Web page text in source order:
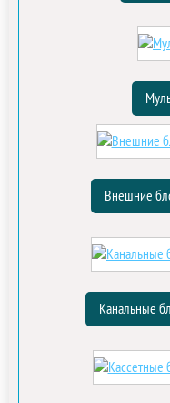
Внешние
Канальные